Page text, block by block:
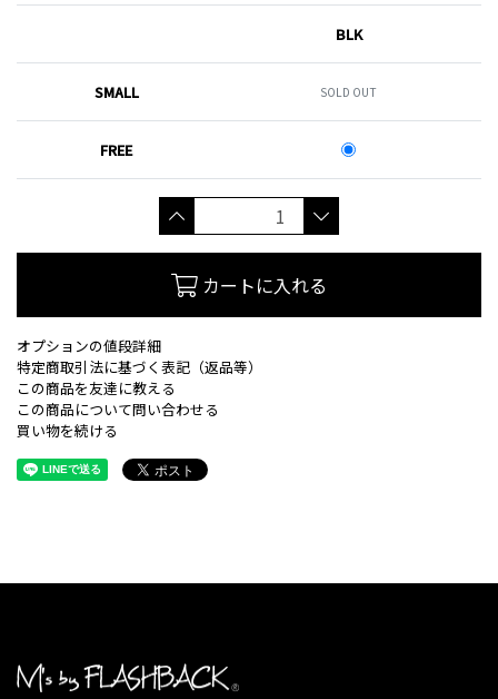
BLK
SMALL SOLD OUT
FREE
カートに入れる
オプションの値段詳細
特定商取引法に基づく表記（返品等）
この商品を友達に教える
この商品について問い合わせる
買い物を続ける